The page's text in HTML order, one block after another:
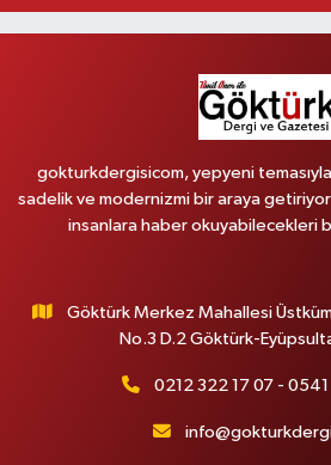
gokturkdergisicom, yepyeni
sadelik ve modernizmi bir araya
insanlara haber okuyabilecekleri
Göktürk Merkez Mahallesi
No.3 D.2 Göktürk-
0212 322 17 07 -